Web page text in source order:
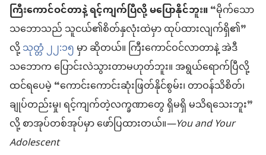
ကြီးကောင်ဝင်တာနဲ့ ရင့်ကျက်ပြီလို့ မပြောနိုင်ဘူး။“မိုက်သော
သဘောသည် သူငယ်၏စိတ်နှလုံးထဲမှာ ထုပ်ထားလျက်ရှိ၏”
လို့သုတ္တံ ၂၂:၁၅မှာ ဆိုတယ်။ ကြီးကောင်ဝင်လာတာနဲ့ အဲဒီ
သဘောက ပြောင်းလဲသွားတာမဟုတ်ဘူး။ အရွယ်ရောက်ပြီလို့
ထင်ရပေမဲ့ “ကောင်းကောင်းဆုံးဖြတ်နိုင်စွမ်း၊ တာဝန်သိစိတ်၊
ချုပ်တည်းမှု၊ ရင့်ကျက်တဲ့လက္ခဏာတွေ ရှိမရှိ မသိရသေးဘူး”
လို့ စာအုပ်တစ်အုပ်မှာ ဖော်ပြထားတယ်။—You and Your
Adolescent